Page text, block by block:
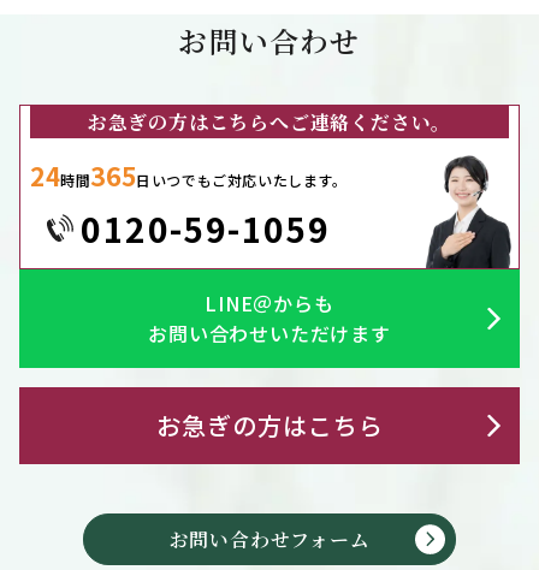
お問い合わせ
お急ぎの方はこちらへご連絡ください。
24時間365日いつでもご対応いたします。
0120-59-1059
LINE＠からも
お問い合わせいただけます
お急ぎの方はこちら
お問い合わせフォーム